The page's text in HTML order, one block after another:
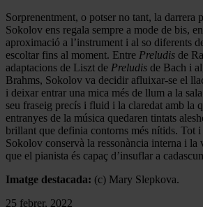
Sorprenentment, o potser no tant, la darrera
Sokolov ens regala sempre a mode de bis,
aproximació a l’instrument i al so diferents
escoltar fins al moment. Entre Preludis de
adaptacions de Liszt de Preludis de Bach i
Brahms, Sokolov va decidir afluixar-se el
i deixar entrar una mica més de llum a la
seu fraseig precís i fluid i la claredat amb la
entranyes de la música quedaren tintats
brillant que definia contorns més nítids. Tot i
Sokolov conservà la ressonància interna i la
que el pianista és capaç d’insuflar a
Imatge destacada: (c) Mary Slepkova.
25 febrer, 2022